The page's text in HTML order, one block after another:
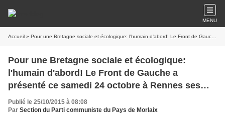
MENU
Accueil » Pour une Bretagne sociale et écologique: l'humain d'abord! Le Front de Gauche a présenté ce samedi 24 octobre à Rennes ses têtes de liste et ses axes de projet pour les Régionales
Pour une Bretagne sociale et écologique:
l'humain d'abord! Le Front de Gauche a
présenté ce samedi 24 octobre à Rennes ses
têtes de liste et ses axes de projet pour les
Régionales
Publié le 25/10/2015 à 08:08
Par Section du Parti communiste du Pays de Morlaix